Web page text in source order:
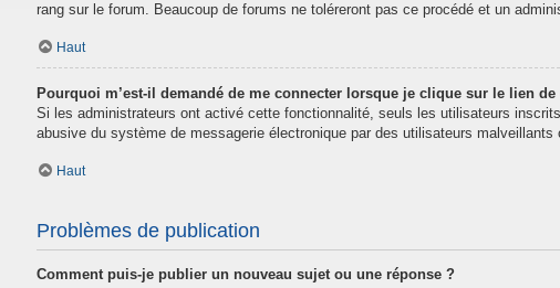
rang sur le forum. Beaucoup de forums ne toléreront pas ce procédé et un
Haut
Pourquoi m’est-il demandé de me connecter lorsque je clique sur le lien
Si les administrateurs ont activé cette fonctionnalité, seuls les utilisateurs
abusive du système de messagerie électronique par des utilisateurs malveillants
Haut
Problèmes de publication
Comment puis-je publier un nouveau sujet ou une réponse ?